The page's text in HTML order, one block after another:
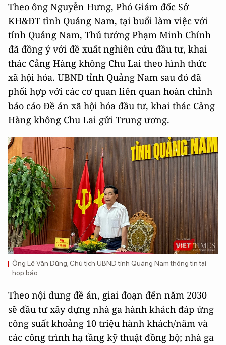
Theo ông Nguyễn Hưng, Phó Giám đốc Sở
KH&ĐT tỉnh Quảng Nam, tại buổi làm việc với
tỉnh Quảng Nam, Thủ tướng Phạm Minh Chính
đã đồng ý với đề xuất nghiên cứu đầu tư, khai
thác Cảng Hàng không Chu Lai theo hình thức
xã hội hóa. UBND tỉnh Quảng Nam sau đó đã
phối hợp với các cơ quan liên quan hoàn chỉnh
báo cáo Đề án xã hội hóa đầu tư, khai thác Cảng
Hàng không Chu Lai gửi Trung ương.
Ông Lê Văn Dũng, Chủ tịch UBND tỉnh Quảng Nam thông tin tại
họp báo
Theo nội dung đề án, giai đoạn đến năm 2030
sẽ đầu tư xây dựng nhà ga hành khách đáp ứng
công suất khoảng 10 triệu hành khách/năm và
các công trình hạ tầng kỹ thuật đồng bộ; nhà ga